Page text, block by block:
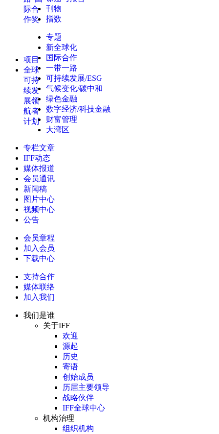
际合
作奖
项目
全球
可持
续发
展领
航者
计划
刊物
指数
专题
新全球化
国际合作
一带一路
可持续发展/ESG
气候变化/碳中和
绿色金融
数字经济/科技金融
财富管理
大湾区
专栏文章
IFF动态
媒体报道
会员通讯
新闻稿
图片中心
视频中心
公告
会员章程
加入会员
下载中心
支持合作
媒体联络
加入我们
我们是谁
关于IFF
欢迎
源起
历史
寄语
创始成员
历届主要领导
战略伙伴
IFF全球中心
机构治理
组织机构